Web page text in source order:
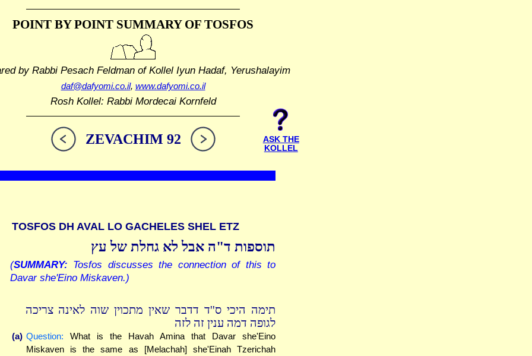
POINT BY POINT SUMMARYOF TOSFOS
by Rabbi Pesach Feldmanof Kollel Iyun Hadaf, Yerushalayim
daf@dafyomi.co.il, www.dafyomi.co.il
Rosh Kollel: Rabbi Mordecai Kornfeld
ZEVACHIM 92
ASK THE
KOLLEL
TOSFOS DH AVAL LO GACHELES SHEL ETZ
תוספות ד"ה אבל לא גחלת של עץ
(SUMMARY: Tosfos discusses the connection of this to
Davar she'Eino Miskaven.)
תימה היכי ס''ד דדבר שאין מתכוין שוה לאינה צריכה
לגופה דמה ענין זה לזה
(a) Question: What is the Havah Amina that Davar she'Eino
Miskaven is the same as [Melachah] she'Einah Tzerichah